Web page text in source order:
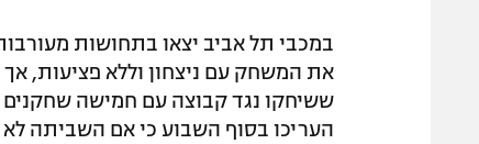
במכבי תל אביב יצאו בתחושות
את המשחק עם ניצחון וללא פציעות,
ששיחקו נגד קבוצה עם חמישה
העריכו בסוף השבוע כי אם השביתה לא